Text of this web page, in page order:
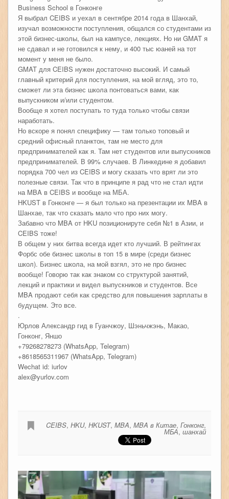
Business School в Гонконге
Я выбрал CEIBS и уехал в сентябре 2014 года в Шанхай,
изучал возможности поступления, общался со студентами из
этой бизнес-школы, был на кампусе, лекциях. Но ни GMAT я
не сдавал и не готовился к нему, и 400 тыс юаней на тот
момент у меня не было.
GMAT для CEIBS нужен достаточно высокий. И самый
главный критерий для поступления, на мой вгляд, это то,
сможет ли эта бизнес школа понтоваться вами, как
выпускником и/или студентом.
Вообще я хотел поступать то туда только чтобы связи
наработать.
Но вскоре я понял специфику — там только топовый и
средний офисный планктон, там не место для
предпринимателей как я. Там нет студентов или выпускников
предпринимателей. В 99% случаев. В Линкедине я добавил
порядка 700 чел из CEIBS и могу сказать что врят ли это
полезные связи. Так что в принципе я рад что не стал идти
на MBA в CEIBS и вообще на МБА.
HKUST в Гонконге — я был только на презентации их MBA в
Шанхае, так что сказать мало что про них могу.
Забавно что MBA от HKU позиционируте себя №1 в Азии, и
CEIBS тоже!
В общем у них битва всегда идет кто лучший. В рейтингах
Форбс обе бизнес школы в топ 15 в мире (среди бизнес
школ). Бизнес школа, на мой взгял, это не про бизнес
вообще! Говорю так как знаком со структурой занятий,
лекций и практики и видел выпускников и студентов. Все
MBA продают себя как средство для повышения зарплаты в
будущем. Это все.
.
Юрлов Александр гид в Гуанчжоу, Шэньчжэнь, Макао,
Гонконг, Яншо
+79268278273 (WhatsApp, Telegram)
+8618565311967 (WhatsApp, Telegram)
Wechat id: iurlov
alex@yurlov.com
CEIBS,HKU,HKUST,MBA,MBA в Китае,Гонконг,
МБА,шанхай